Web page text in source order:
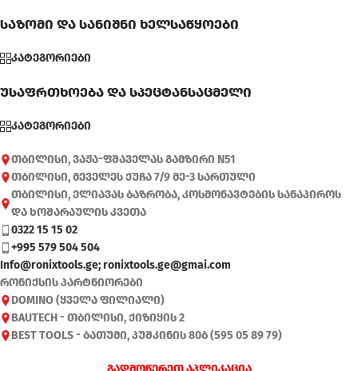
საზომი და სანიშნი ხელსაწყოები
კატეგორიები
უსაფრთხოება და სპეცტანსაცმელი
კატეგორიები
თბილისი, ვაჟა-ფშაველას გამზირი N51
თბილისი, მეველეს ქუჩა 7/9 მე-3 სართული
თბილისი, ელიავას ბაზრობა, კოსმონავტების სანაპიროს
და ხოშარაულის კვეთა
0322 15 15 02
+995 579 504 504
Info@ronixtools.ge; ronixtools.ge@gmai.com
რონიქსის პარტნიორები
DOMINO (ყველა ფილიალი)
BAUTECH - თბილისი, ქიზიყის 2
BEST TOOLS - ბათუმი, პუშკინის 80ბ (595 05 89 79)